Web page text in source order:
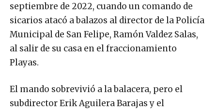
septiembre de 2022, cuando un comando de
sicarios atacó a balazos al director de la Policía
Municipal de San Felipe, Ramón Valdez Salas,
al salir de su casa en el fraccionamiento
Playas.
El mando sobrevivió a la balacera, pero el
subdirector Erik Aguilera Barajas y el